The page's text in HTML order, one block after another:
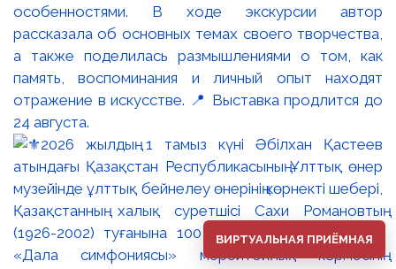
особенностями. В ходе экскурсии автор
рассказала об основных темах своего творчества,
а также поделилась размышлениями о том, как
память, воспоминания и личный опыт находят
отражение в искусстве. 📍 Выставка продлится до
24 августа.
ВИРТУАЛЬНАЯ ПРИЁМНАЯ